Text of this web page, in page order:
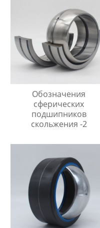
Обозначения
сферических
подшипников
скольжения -2